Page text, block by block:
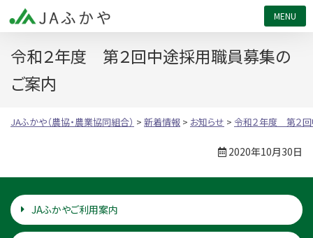
令和２年度 第２回中途採用職員募集の
ご案内
JAふかや（農協・農業協同組合） > 新着情報 > お知らせ > 令和２年度 第２
2020年10月30日
JAふかやご利用案内